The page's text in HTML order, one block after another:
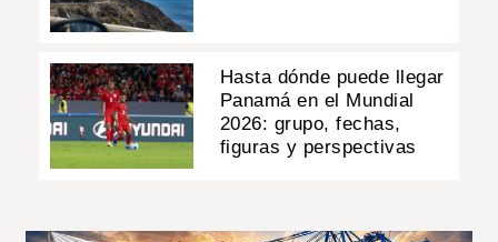
Hasta dónde puede llegar
Panamá en el Mundial
2026: grupo, fechas,
figuras y perspectivas